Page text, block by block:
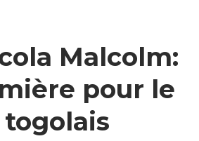
Malcolm:
pour le